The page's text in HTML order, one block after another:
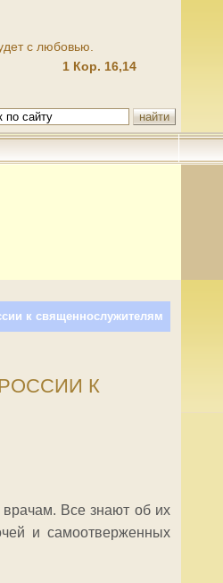
с любовью.
1 Кор. 16,14
к священнослужителям
К
Все знают об их
и самоотверженных